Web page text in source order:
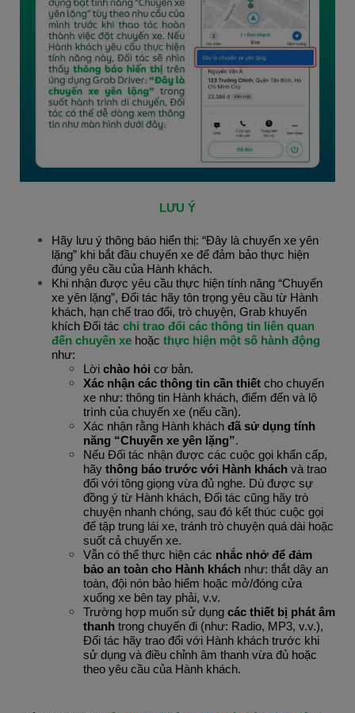
LƯU Ý
Hãy lưu ý thông báo hiển thị: “Đây là chuyến xe yên
lặng” khi bắt đầu chuyến xe để đảm bảo thực hiện
đúng yêu cầu của Hành khách.
Khi nhận được yêu cầu thực hiện tính năng “Chuyến
xe yên lặng”, Đối tác hãy tôn trọng yêu cầu từ Hành
khách, hạn chế trao đổi, trò chuyện, Grab khuyến
khích Đối tác chỉ trao đổi các thông tin liên quan
đến chuyến xe hoặc thực hiện một số hành động
như:
Lời chào hỏi cơ bản.
Xác nhận các thông tin cần thiết cho chuyến
xe như: thông tin Hành khách, điểm đến và lộ
trình của chuyến xe (nếu cần).
Xác nhận rằng Hành khách đã sử dụng tính
năng “Chuyến xe yên lặng”.
Nếu Đối tác nhận được các cuộc gọi khẩn cấp,
hãy thông báo trước với Hành khách và trao
đổi với tông giọng vừa đủ nghe. Dù được sự
đồng ý từ Hành khách, Đối tác cũng hãy trò
chuyện nhanh chóng, sau đó kết thúc cuộc gọi
để tập trung lái xe, tránh trò chuyện quá dài hoặc
suốt cả chuyến xe.
Vẫn có thể thực hiện các nhắc nhở để đảm
bảo an toàn cho Hành khách như: thắt dây an
toàn, đội nón bảo hiểm hoặc mở/đóng cửa
xuống xe bên tay phải, v.v.
Trường hợp muốn sử dụng các thiết bị phát âm
thanh trong chuyến đi (như: Radio, MP3, v.v.),
Đối tác hãy trao đổi với Hành khách trước khi
sử dụng và điều chỉnh âm thanh vừa đủ hoặc
theo yêu cầu của Hành khách.